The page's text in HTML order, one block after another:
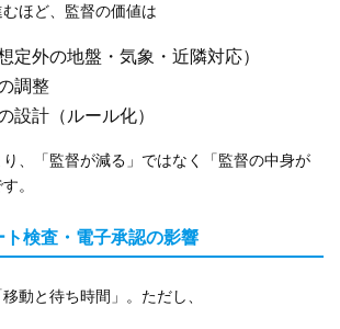
ほど、監督の価値は
定外の地盤・気象・近隣対応）
調整
設計（ルール化）
、「監督が減る」ではなく「監督の中身が
。
検査・電子承認の影響
動と待ち時間」。ただし、